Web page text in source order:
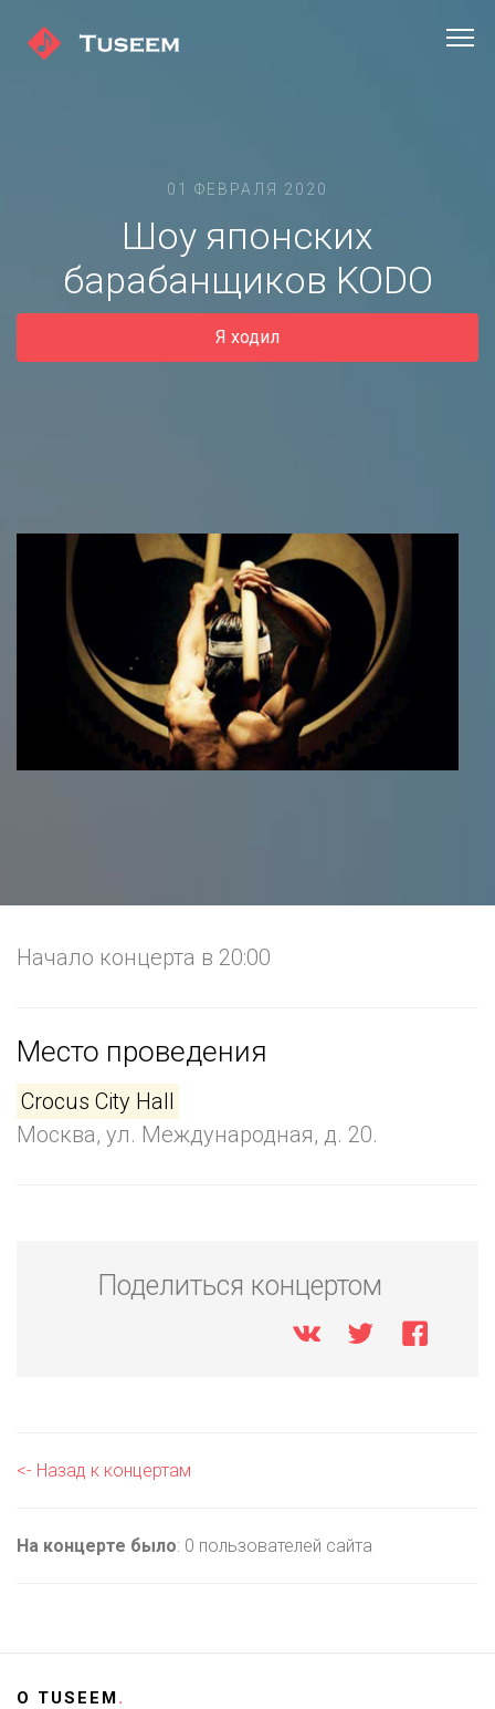
01 ФЕВРАЛЯ 2020
Шоу японских
барабанщиков KODO
Я ходил
Начало концерта в 20:00
Место проведения
Crocus City Hall
Москва, ул. Международная, д. 20.
Поделиться концертом
<- Назад к концертам
На концерте было: 0 пользователей сайта
О TUSEEM.